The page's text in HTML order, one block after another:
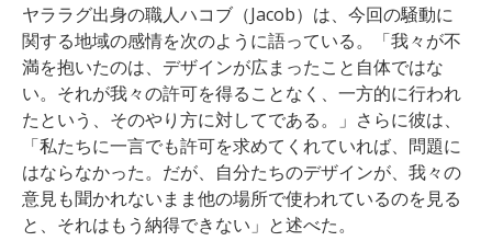
ヤララグ出身の職人ハコブ（Jacob）は、今回の騒動に
関する地域の感情を次のように語っている。「我々が不
満を抱いたのは、デザインが広まったこと自体ではな
い。それが我々の許可を得ることなく、一方的に行われ
たという、そのやり方に対してである。」さらに彼は、
「私たちに一言でも許可を求めてくれていれば、問題に
はならなかった。だが、自分たちのデザインが、我々の
意見も聞かれないまま他の場所で使われているのを見る
と、それはもう納得できない」と述べた。